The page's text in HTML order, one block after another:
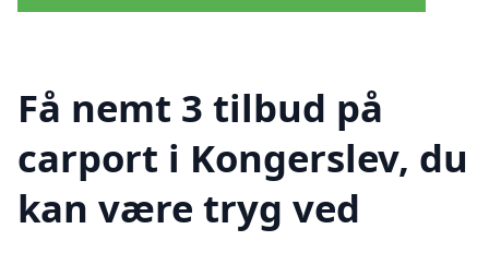
Få nemt 3 tilbud på
carport i Kongerslev, du
kan være tryg ved